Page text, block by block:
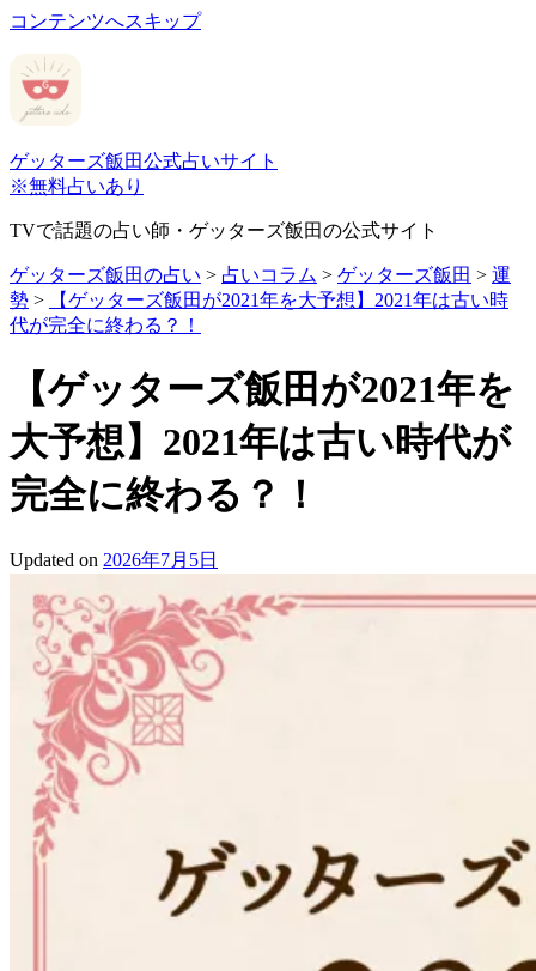
コンテンツへスキップ
ゲッターズ飯田公式占いサイト
※無料占いあり
TVで話題の占い師・ゲッターズ飯田の公式サイト
ゲッターズ飯田の占い > 占いコラム > ゲッターズ飯田 > 運
勢 >
【ゲッターズ飯田が2021年を大予想】2021年は古い時
代が完全に終わる？！
【ゲッターズ飯田が2021年を
大予想】2021年は古い時代が
完全に終わる？！
Updated on 2026年7月5日